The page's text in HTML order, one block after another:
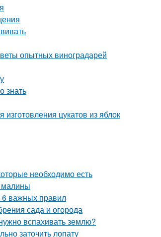
опытных виноградарей
знать
цукатов из яблок
необходимо есть
малины
важных правил
сада и огорода
вспахивать землю?
заточить лопату